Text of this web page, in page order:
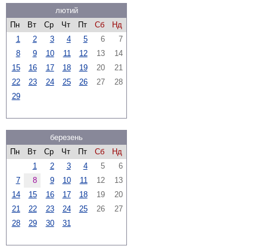
лютий
Пн
Вт Ср Чт Пт Сб
Нд
1
2 3 4 5 6
7
8
9 10 11 12 13
14
15
16 17 18 19 20
21
22
23 24 25 26 27
28
29
березень
Пн
Вт Ср Чт Пт Сб
Нд
1
2 3 4 5
6
7
8 9 10 11 12
13
14
15 16 17 18 19
20
21
22 23 24 25 26
27
28
29 30 31